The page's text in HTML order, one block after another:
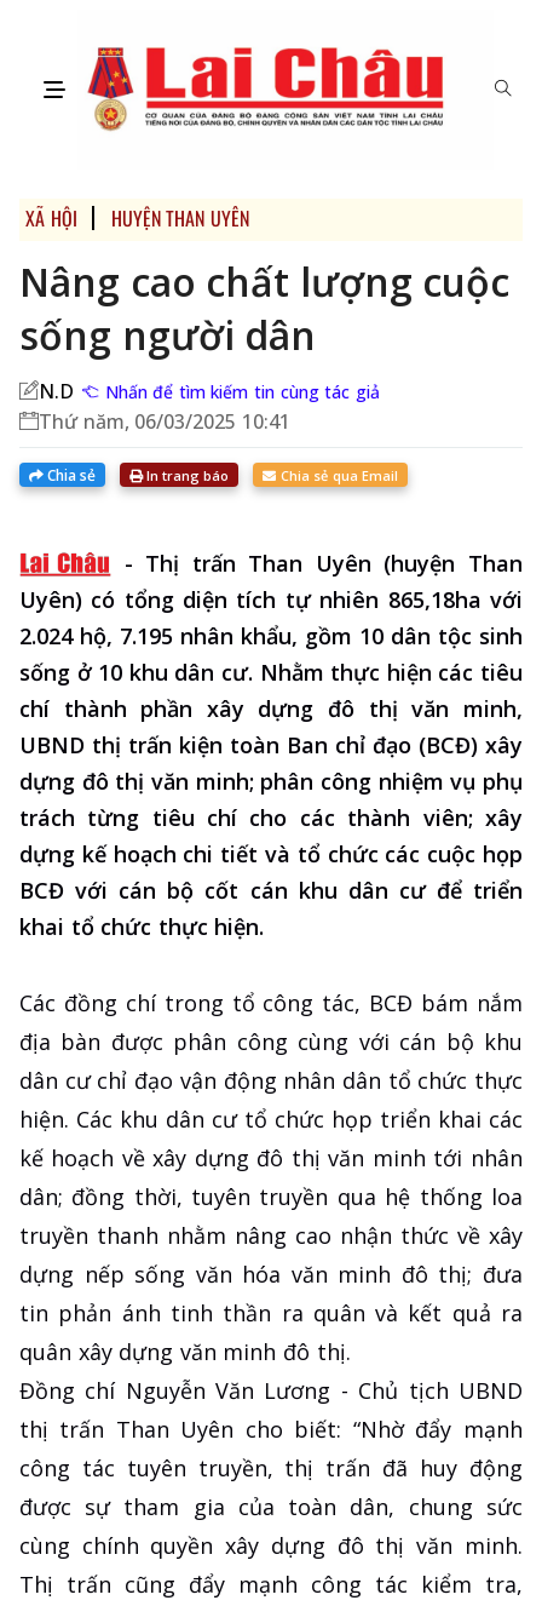
XÃ HỘI HUYỆN THAN UYÊN
Nâng cao chất lượng cuộc
sống người dân
N.D Nhấn để tìm kiếm tin cùng tác giả
Thứ năm, 06/03/2025 10:41
Chia sẻ In trang báo Chia sẻ qua Email
- Thị trấn Than Uyên (huyện Than
Uyên) có tổng diện tích tự nhiên 865,18ha với
2.024 hộ, 7.195 nhân khẩu, gồm 10 dân tộc sinh
sống ở 10 khu dân cư. Nhằm thực hiện các tiêu
chí thành phần xây dựng đô thị văn minh,
UBND thị trấn kiện toàn Ban chỉ đạo (BCĐ) xây
dựng đô thị văn minh; phân công nhiệm vụ phụ
trách từng tiêu chí cho các thành viên; xây
dựng kế hoạch chi tiết và tổ chức các cuộc họp
BCĐ với cán bộ cốt cán khu dân cư để triển
khai tổ chức thực hiện.
Các đồng chí trong tổ công tác, BCĐ bám nắm
địa bàn được phân công cùng với cán bộ khu
dân cư chỉ đạo vận động nhân dân tổ chức thực
hiện. Các khu dân cư tổ chức họp triển khai các
kế hoạch về xây dựng đô thị văn minh tới nhân
dân; đồng thời, tuyên truyền qua hệ thống loa
truyền thanh nhằm nâng cao nhận thức về xây
dựng nếp sống văn hóa văn minh đô thị; đưa
tin phản ánh tinh thần ra quân và kết quả ra
quân xây dựng văn minh đô thị.
Đồng chí Nguyễn Văn Lương - Chủ tịch UBND
thị trấn Than Uyên cho biết: “Nhờ đẩy mạnh
công tác tuyên truyền, thị trấn đã huy động
được sự tham gia của toàn dân, chung sức
cùng chính quyền xây dựng đô thị văn minh.
Thị trấn cũng đẩy mạnh công tác kiểm tra,